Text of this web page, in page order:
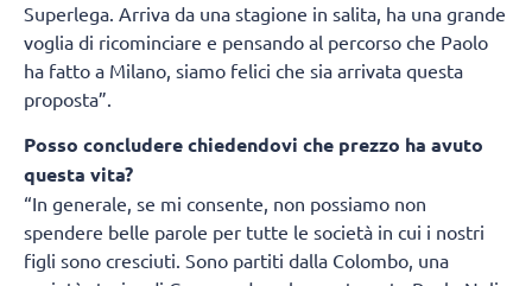
Superlega. Arriva da una stagione in salita, ha una grande
voglia di ricominciare e pensando al percorso che Paolo
ha fatto a Milano, siamo felici che sia arrivata questa
proposta”.
Posso concludere chiedendovi che prezzo ha avuto
questa vita?
“In generale, se mi consente, non possiamo non
spendere belle parole per tutte le società in cui i nostri
figli sono cresciuti. Sono partiti dalla Colombo, una